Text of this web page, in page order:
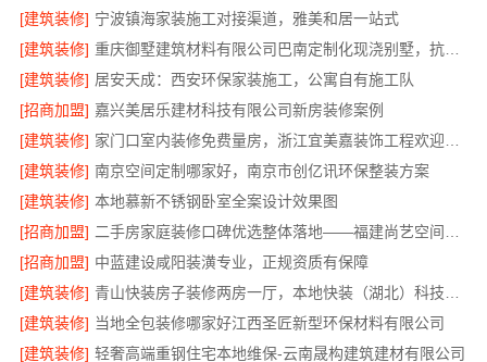
[建筑装修] 宁波镇海家装施工对接渠道，雅美和居一站式
[建筑装修]
重庆御墅建筑材料有限公司巴南定制化现浇别墅，抗震防风
[建筑装修] 居安天成：西安环保家装施工，公寓自有施工队
[招商加盟] 嘉兴美居乐建材科技有限公司新房装修案例
[建筑装修]
[建筑装修] 南京空间定制哪家好，南京市创亿讯环保整装方案
[建筑装修] 本地慕新不锈钢卧室全案设计效果图
[招商加盟]
[招商加盟] 中蓝建设咸阳装潢专业，正规资质有保障
[建筑装修]
[建筑装修] 当地全包装修哪家好江西圣匠新型环保材料有限公司
[建筑装修] 轻奢高端重钢住宅本地维保-云南晟构建筑建材有限公司